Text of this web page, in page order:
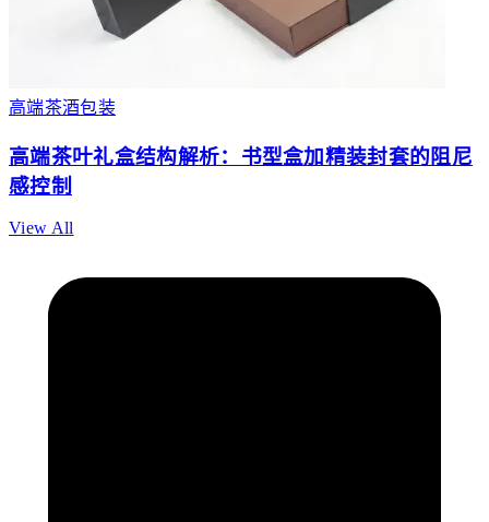
高端茶酒包装
高端茶叶礼盒结构解析：书型盒加精装封套的阻尼
感控制
View All